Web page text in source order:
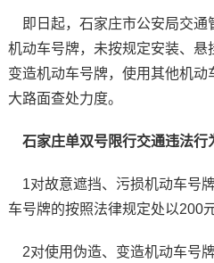
即日起，石家庄市公安局交通
机动车号牌，未按规定安装、悬
变造机动车号牌，使用其他机动
大路面查处力度。
石家庄单双号限行交通违法行
1对故意遮挡、污损机动车号
车号牌的按照法律规定处以200
2对使用伪造、变造机动车号